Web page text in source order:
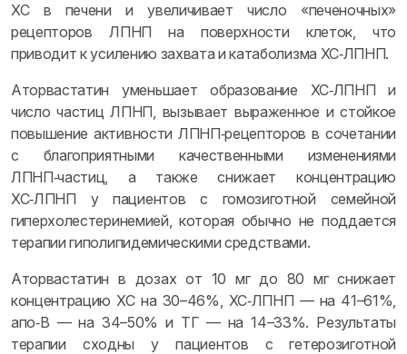
ХС в печени и увеличивает число «печеночных»
рецепторов ЛПНП на поверхности клеток, что
приводит к усилению захвата и катаболизма ХС‑ЛПНП.
Аторвастатин уменьшает образование ХС‑ЛПНП и
число частиц ЛПНП, вызывает выраженное и стойкое
повышение активности ЛПНП‑рецепторов в сочетании
с благоприятными качественными изменениями
ЛПНП‑частиц, а также снижает концентрацию
ХС‑ЛПНП у пациентов с гомозиготной семейной
гиперхолестеринемией, которая обычно не поддается
терапии гиполипидемическими средствами.
Аторвастатин в дозах от 10 мг до 80 мг снижает
концентрацию ХС на 30–46%, ХС‑ЛПНП — на 41–61%,
апо‑B — на 34–50% и ТГ — на 14–33%. Результаты
терапии сходны у пациентов с гетерозиготной